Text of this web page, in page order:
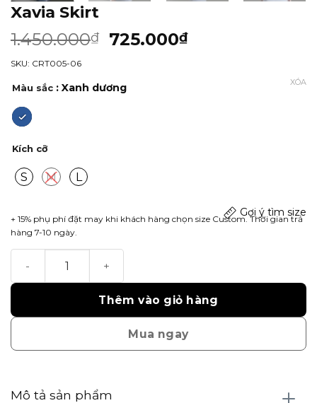
Xavia Skirt
1.450.000₫ 725.000₫
SKU: CRT005-06
Màu sắc : Xanh dương
Kích cỡ
S M L
XÓA
+ 15% phụ phí đặt may khi khách hàng chọn size Custom. Thời gian trả
hàng 7-10 ngày.
Gợi ý tìm size
Thêm vào giỏ hàng
Mua ngay
Mô tả sản phẩm